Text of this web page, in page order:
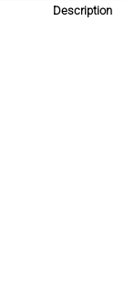
Description